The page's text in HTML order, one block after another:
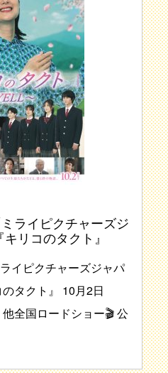
ライピクチャーズジ
リコのタクト』
イピクチャーズジャパ
タクト』 10月2日
他全国ロードショー🎬 公